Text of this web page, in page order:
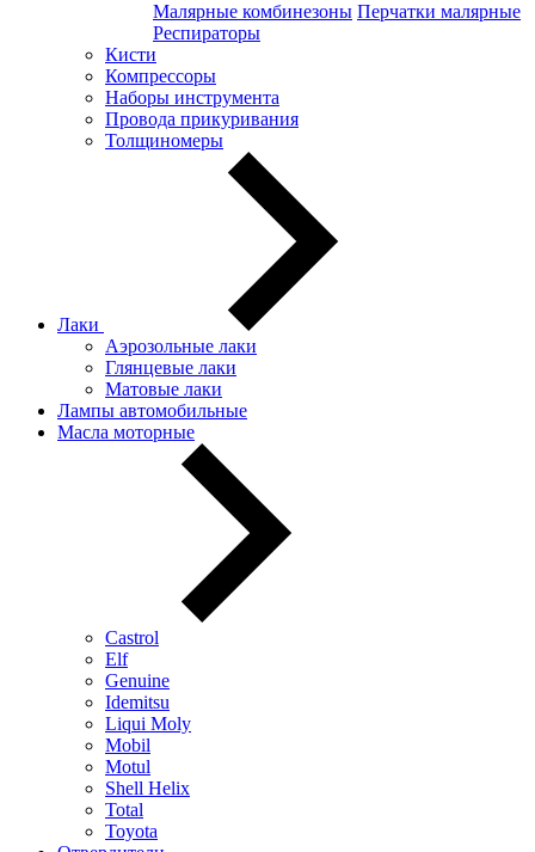
Малярные комбинезоны Перчатки малярные
Респираторы
Кисти
Компрессоры
Наборы инструмента
Провода прикуривания
Толщиномеры
Лаки
Аэрозольные лаки
Глянцевые лаки
Матовые лаки
Лампы автомобильные
Масла моторные
Castrol
Elf
Genuine
Idemitsu
Liqui Moly
Mobil
Motul
Shell Helix
Total
Toyota